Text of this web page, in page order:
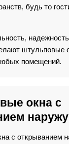
будь то
штульповые
помещений.
окна с
наружу
с открыванием